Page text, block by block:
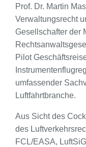
Prof. Dr. Martin
Verwaltungsrecht
Gesellschafter der
Pilot
umfassender
Luftfahrtbranche.
Aus Sicht des
des
FCL/EASA,